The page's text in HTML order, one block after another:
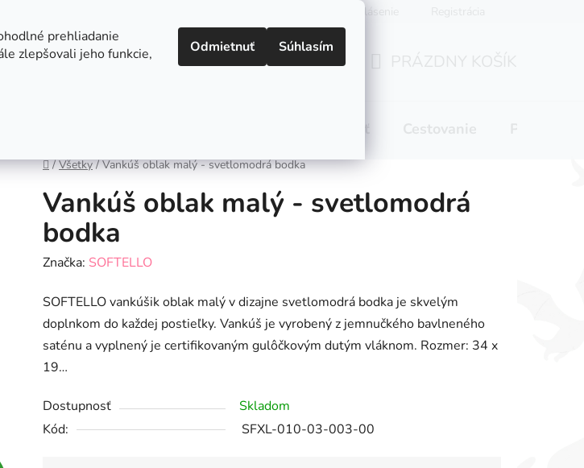
prehliadanie
zlepšovali jeho funkcie,
Odmietnuť Súhlasím
Prihlásenie
Domov
/ Všetky / Vankúš oblak malý - svetlomodrá bodka
Vankúš oblak malý - svetlomodrá
bodka
Značka: SOFTELLO
SOFTELLO vankúšik oblak malý v dizajne svetlomodrá bodka je skvelým
doplnkom do každej postieľky. Vankúš je vyrobený z jemnučkého bavlneného
saténu a vyplnený je certifikovaným gulôčkovým dutým vláknom. Rozmer: 34 x
19…
Dostupnosť
Skladom
Kód:
SFXL-010-03-003-00